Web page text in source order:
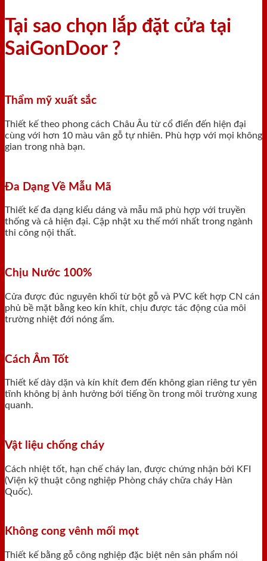
Tại sao chọn lắp đặt cửa tại
SaiGonDoor ?
Thẩm mỹ xuất sắc
Thiết kế theo phong cách Châu Âu từ cổ điển đến hiện đại
cùng với hơn 10 màu vân gỗ tự nhiên. Phù hợp với mọi không
gian trong nhà bạn.
Đa Dạng Về Mẫu Mã
Thiết kế đa dạng kiểu dáng và mẫu mã phù hợp với truyền
thống và cả hiện đại. Cập nhật xu thế mới nhất trong ngành
thi công nội thất.
Chịu Nước 100%
Cửa được đúc nguyên khối từ bột gỗ và PVC kết hợp CN cán
phủ bề mặt bằng keo kín khít, chịu được tác động của môi
trường nhiệt đới nóng ẩm.
Cách Âm Tốt
Thiết kế dày dặn và kín khít đem đến không gian riêng tư yên
tĩnh không bị ảnh hưởng bới tiếng ồn trong môi trường xung
quanh.
Vật liệu chống cháy
Cách nhiệt tốt, hạn chế cháy lan, được chứng nhận bởi KFI
(Viện kỹ thuật công nghiệp Phòng cháy chữa cháy Hàn
Quốc).
Không cong vênh mối mọt
Thiết kế bằng gỗ công nghiệp đặc biệt nên sản phẩm nói